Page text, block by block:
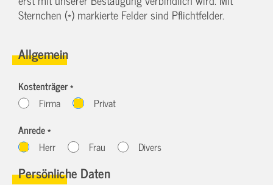
Sternchen (*) markierte Felder sind Pflichtfelder.
Allgemein
Kostenträger *
Firma
Privat
Anrede *
Herr
Frau Divers
Persönliche Daten